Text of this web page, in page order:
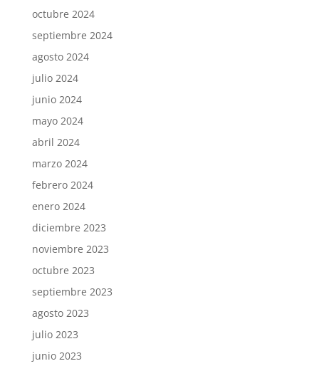
octubre 2024
septiembre 2024
agosto 2024
julio 2024
junio 2024
mayo 2024
abril 2024
marzo 2024
febrero 2024
enero 2024
diciembre 2023
noviembre 2023
octubre 2023
septiembre 2023
agosto 2023
julio 2023
junio 2023